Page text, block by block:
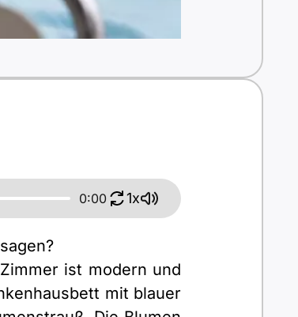
0:00 1x
ist modern und
mit blauer